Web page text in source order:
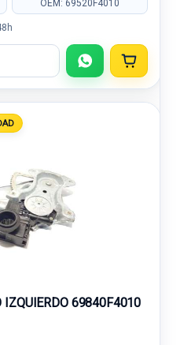
OEM: 69520F4010
IZQUIERDO 69840F4010